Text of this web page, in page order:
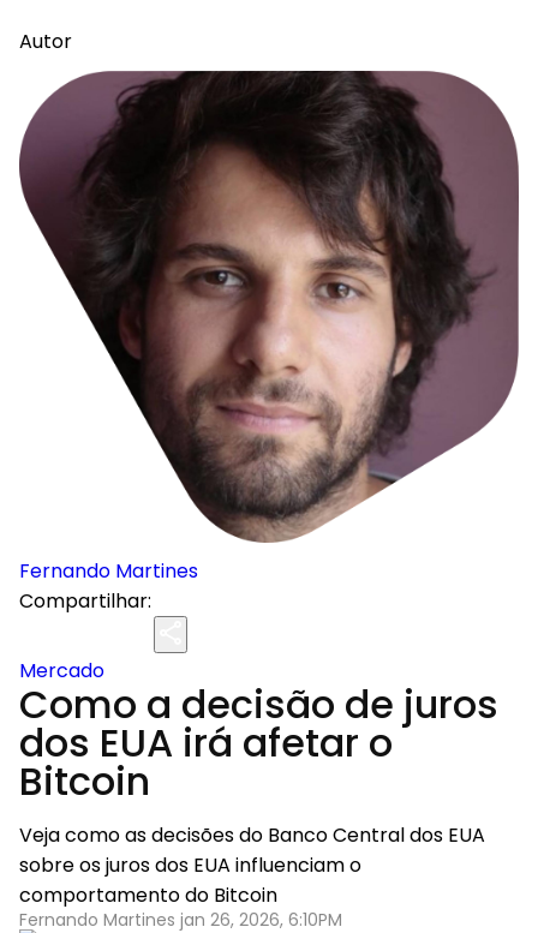
Autor
Fernando Martines
Compartilhar:
Mercado
Como a decisão de juros
dos EUA irá afetar o
Bitcoin
Veja como as decisões do Banco Central dos EUA
sobre os juros dos EUA influenciam o
comportamento do Bitcoin
Fernando Martines jan 26, 2026, 6:10PM